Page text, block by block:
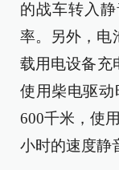
的战车转入
率。另外，电
载用电设备充
使用柴电驱动
600千米，使
小时的速度静